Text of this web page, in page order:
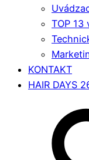
TOP 13
KONTAKT
HAIR DAYS